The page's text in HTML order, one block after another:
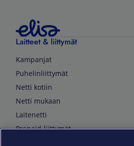
Laitteet & liittymät
Kampanjat
Puhelinliittymät
Netti kotiin
Netti mukaan
Laitenetti
Prepaid-liittymät